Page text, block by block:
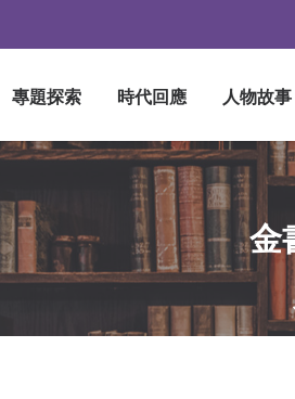
專題探索 時代回應 人物故事
金